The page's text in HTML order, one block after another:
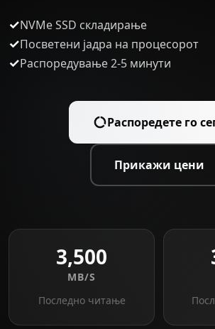
✓NVMe SSD складирање
✓Посветени јадра на процесорот
✓Распоредување 2-5 минути
Распоредете го
Прикажи цени
3,500
MB/S
Последно читање